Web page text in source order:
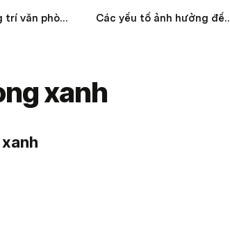
Bí quyết trang trí văn phòng chuyên nghiệp, thân thiện Các yếu tố ảnh
xanh